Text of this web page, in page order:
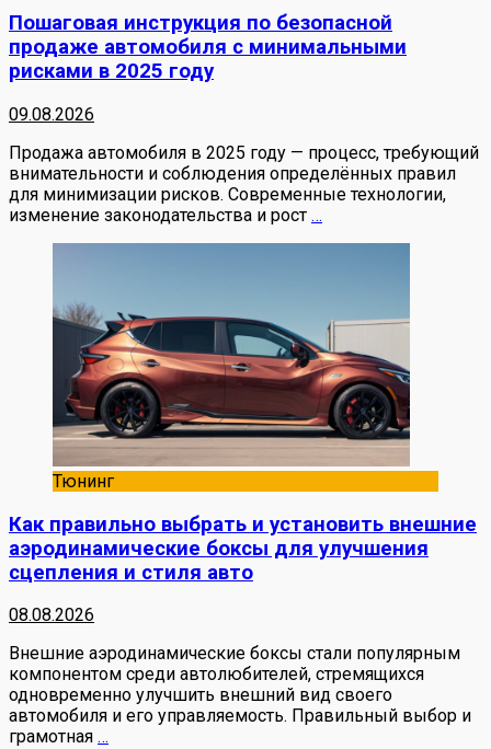
Пошаговая инструкция по безопасной
продаже автомобиля с минимальными
рисками в 2025 году
09.08.2026
Продажа автомобиля в 2025 году — процесс, требующий
внимательности и соблюдения определённых правил
для минимизации рисков. Современные технологии,
изменение законодательства и рост …
Тюнинг
Как правильно выбрать и установить внешние
аэродинамические боксы для улучшения
сцепления и стиля авто
08.08.2026
Внешние аэродинамические боксы стали популярным
компонентом среди автолюбителей, стремящихся
одновременно улучшить внешний вид своего
автомобиля и его управляемость. Правильный выбор и
грамотная …